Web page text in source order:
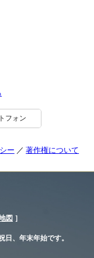
フォン
ー 著作権について
図 ］
、年末年始です。